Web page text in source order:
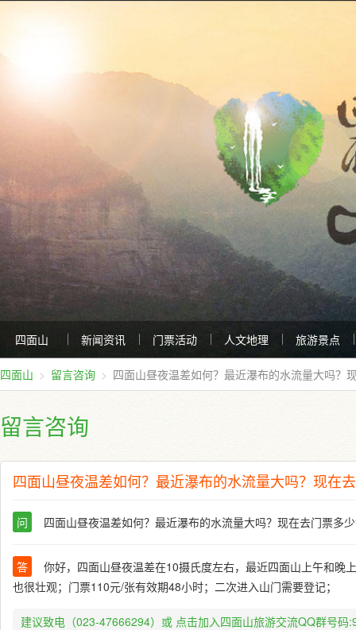
四面山 新闻资讯 门票活动 人文地理 旅游景点
四面山 留言咨询 四面山昼夜温差如何？最近瀑布的水流量大吗？
留言咨询
四面山昼夜温差如何？最近瀑布的水流量大吗？现在
问 四面山昼夜温差如何？最近瀑布的水流量大吗？现在去门票多
答
你好，四面山昼夜温差在10摄氏度左右，最近四面山上午和晚
也很壮观；门票110元/张有效期48小时；二次进入山门需要登记；
建议致电（023-47666294）或 点击加入四面山旅游交流QQ群号码